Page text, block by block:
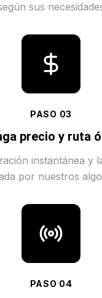
sus
PASO 03
precio y ruta
instantánea y
por nuestros
PASO 04